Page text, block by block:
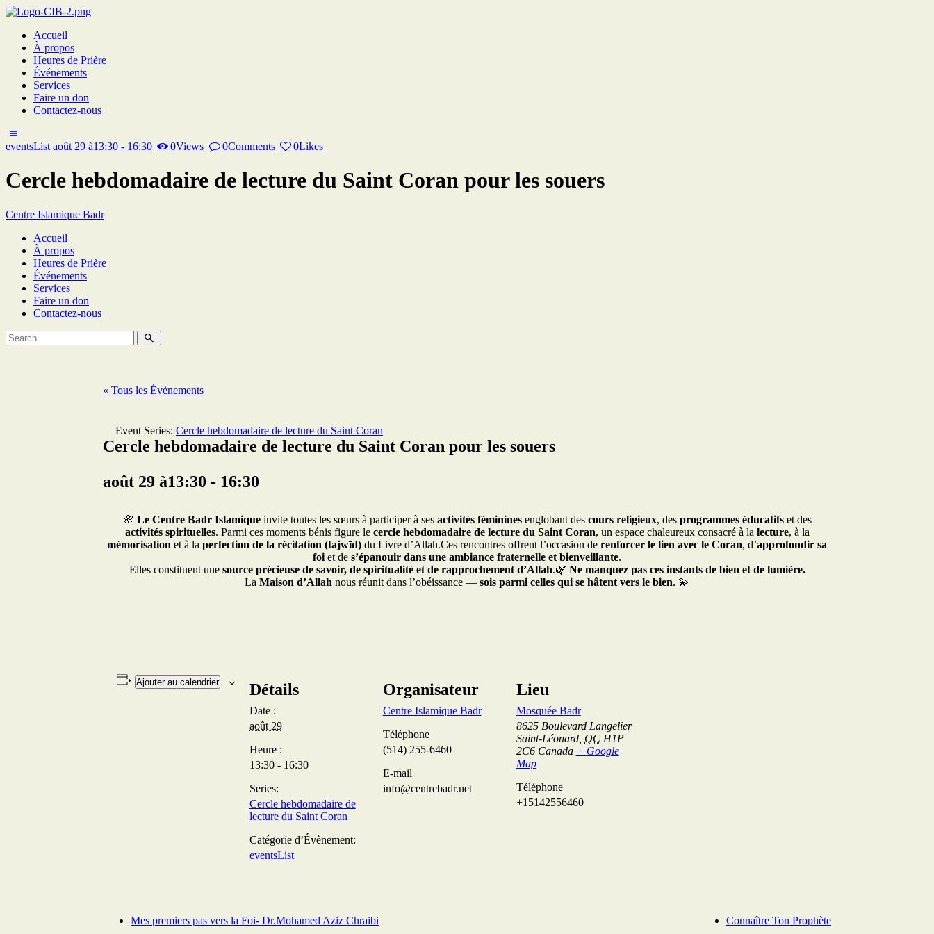
Accueil
À propos
Heures de Prière
Événements
Services
Faire un don
Contactez-nous
eventsList août 29 à13:30 - 16:30 0Views 0Comments 0Likes
Cercle hebdomadaire de lecture du Saint Coran pour les souers
Centre Islamique Badr
Accueil
À propos
Heures de Prière
Événements
Services
Faire un don
Contactez-nous
« Tous les Évènements
Event Series: Cercle hebdomadaire de lecture du Saint Coran
Cercle hebdomadaire de lecture du Saint Coran pour les souers
août 29 à13:30 - 16:30
🌸 Le Centre Badr Islamiqueinvite toutes les sœurs à participer à ses activités fémininesenglobant des cours religieux, des programmes éducatifset des
activités spirituelles. Parmi ces moments bénis figure le cercle hebdomadaire de lecture du Saint Coran, un espace chaleureux consacré à la lecture, à la
mémorisation et à la perfection de la récitation (tajwīd) du Livre d’Allah.Ces rencontres offrent l’occasion de renforcer le lien avec le Coran, d’approfondir sa
foi et de s’épanouir dans une ambiance fraternelle et bienveillante.
Elles constituent une source précieuse de savoir, de spiritualité et de rapprochement d’Allah.🌿 Ne manquez pas ces instants de bien et de lumière.
La Maison d’Allah nous réunit dans l’obéissance — sois parmi celles qui se hâtent vers le bien. 💫
Ajouter au calendrier Détails
Date :
août 29
Heure :
13:30 - 16:30
Series:
Cercle hebdomadaire de
lecture du Saint Coran
Catégorie d’Évènement:
eventsList
Organisateur
Centre Islamique Badr
Téléphone
(514) 255-6460
E-mail
info@centrebadr.net
Lieu
Mosquée Badr
8625 Boulevard Langelier
Saint-Léonard, QC H1P
2C6 Canada + Google
Map
Téléphone
+15142556460
Mes premiers pas vers la Foi- Dr.Mohamed Aziz Chraibi Connaître Ton Prophète